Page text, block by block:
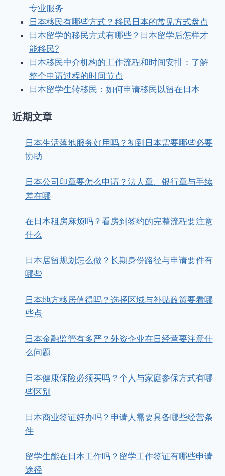
专业服务
日本移民有哪些方式？移民日本的常见方式盘点
日本留学的移民方式有哪些？日本留学后怎样才
能移民?
日本移民中介机构的工作流程和时间安排：了解
整个申请过程的时间节点
日本留学生转移民：如何申请移民以留在日本
近期文章
日本生活落地服务好用吗？初到日本需要哪些必要
协助
日本公司印章要怎么申请？法人章、银行章与手续
差在哪
在日本租房麻烦吗？看房到签约的完整流程要注意
什么
日本居留规划怎么做？长期身份路径与申请要件有
哪些
日本地方移居值得吗？选择区域与补贴政策要看哪
些点
日本金融监管有多严？外资企业在日经营要注意什
么问题
日本健康保险必须买吗？个人与家庭参保方式有哪
些区别
日本商业签证好办吗？申请人需要具备哪些经营条
件
留学生能在日本工作吗？留学工作签证有哪些申请
途径